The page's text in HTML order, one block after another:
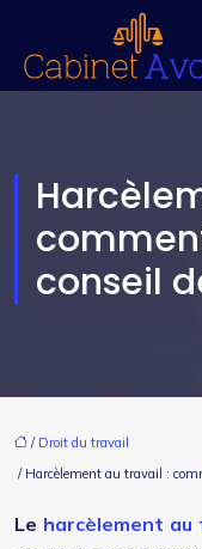
conseil
/ Droit du travail
/ Harcèlement au travail :
Le harcèlement au